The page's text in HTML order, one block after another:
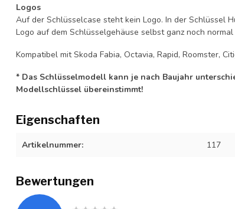
Logos
Auf der Schlüsselcase steht kein Logo. In der Schlüssel
Logo auf dem Schlüsselgehäuse selbst ganz noch
Kompatibel mit Skoda Fabia, Octavia, Rapid, Roomster,
* Das Schlüsselmodell kann je nach Baujahr
Modellschlüssel übereinstimmt!
Eigenschaften
Artikelnummer: 117
Bewertungen